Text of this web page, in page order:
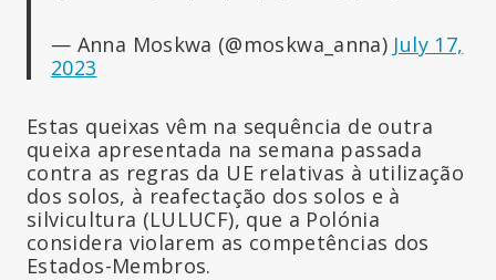
— Anna Moskwa (@moskwa_anna) July 17,
2023
Estas queixas vêm na sequência de outra
queixa apresentada na semana passada
contra as regras da UE relativas à utilização
dos solos, à reafectação dos solos e à
silvicultura (LULUCF), que a Polónia
considera violarem as competências dos
Estados-Membros.